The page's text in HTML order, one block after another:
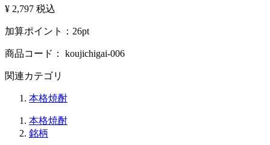
¥ 2,797 税込
加算ポイント： 26pt
商品コード： koujichigai-006
関連カテゴリ
本格焼酎
本格焼酎
銘柄